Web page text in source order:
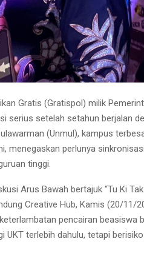
Gratis (Gratispol) milik
serius setelah setahun berjalan
(Unmul), kampus
menegaskan perlunya
tinggi.
Arus Bawah bertajuk “Tu Ki
Creative Hub, Kamis (20/11/
pencairan beasiswa
terlebih dahulu, tetapi